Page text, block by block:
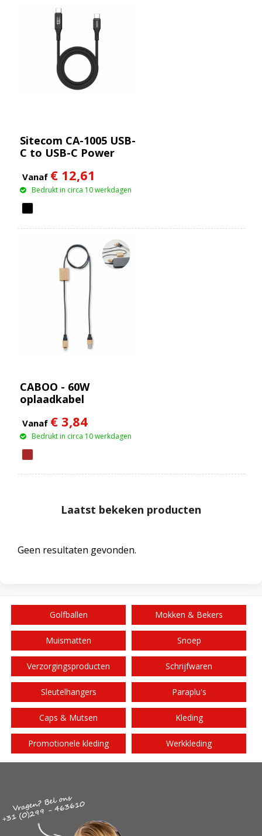
Sitecom CA-1005 USB-
C to USB-C Power
Vanaf € 12,61
Bedrukt in circa 10 werkdagen
CABOO - 60W
oplaadkabel
Vanaf € 3,84
Bedrukt in circa 10 werkdagen
Laatst bekeken producten
Geen resultaten gevonden.
Golfballen Mokken & Bekers
Muismatten Snoep
Verzorgingsproducten Schrijfwaren
Sleutelhangers Paraplu's
Caps & Mutsen Kleding
Promotionele kleding Werkkleding